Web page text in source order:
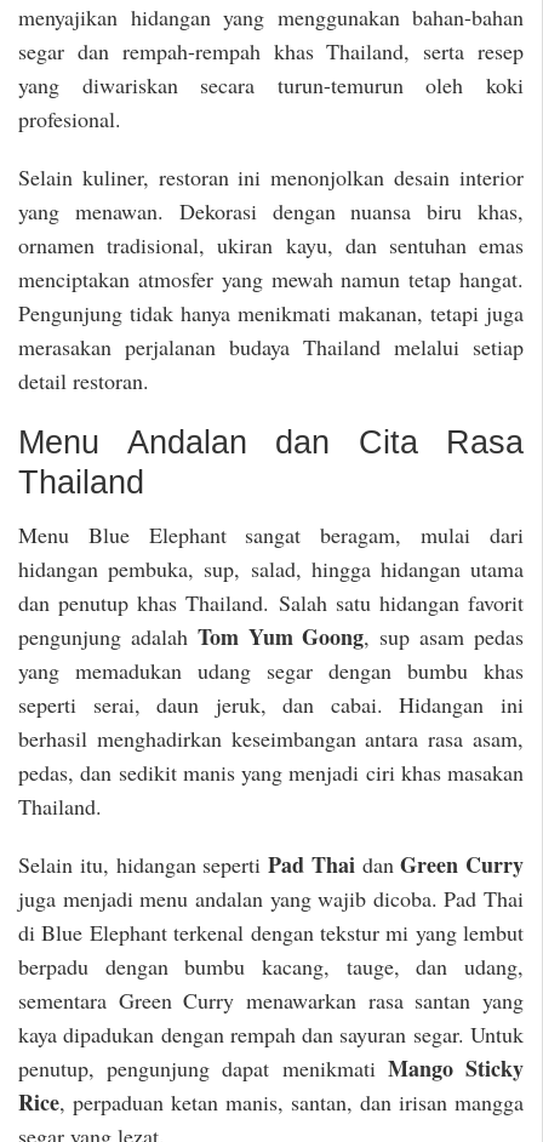
menyajikan hidangan yang menggunakan bahan-bahan
segar dan rempah-rempah khas Thailand, serta resep
yang diwariskan secara turun-temurun oleh koki
profesional.
Selain kuliner, restoran ini menonjolkan desain interior
yang menawan. Dekorasi dengan nuansa biru khas,
ornamen tradisional, ukiran kayu, dan sentuhan emas
menciptakan atmosfer yang mewah namun tetap hangat.
Pengunjung tidak hanya menikmati makanan, tetapi juga
merasakan perjalanan budaya Thailand melalui setiap
detail restoran.
Menu Andalan dan Cita Rasa
Thailand
Menu Blue Elephant sangat beragam, mulai dari
hidangan pembuka, sup, salad, hingga hidangan utama
dan penutup khas Thailand. Salah satu hidangan favorit
pengunjung adalah Tom Yum Goong, sup asam pedas
yang memadukan udang segar dengan bumbu khas
seperti serai, daun jeruk, dan cabai. Hidangan ini
berhasil menghadirkan keseimbangan antara rasa asam,
pedas, dan sedikit manis yang menjadi ciri khas masakan
Thailand.
Selain itu, hidangan seperti Pad ThaidanGreen Curry
juga menjadi menu andalan yang wajib dicoba. Pad Thai
di Blue Elephant terkenal dengan tekstur mi yang lembut
berpadu dengan bumbu kacang, tauge, dan udang,
sementara Green Curry menawarkan rasa santan yang
kaya dipadukan dengan rempah dan sayuran segar. Untuk
penutup, pengunjung dapat menikmati Mango Sticky
Rice, perpaduan ketan manis, santan, dan irisan mangga